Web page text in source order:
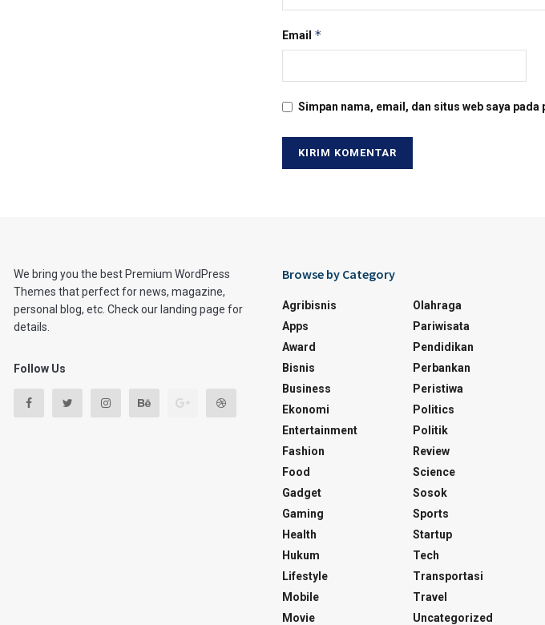
Email *
Simpan nama, email, dan situs web saya
We bring you the best Premium WordPress
Themes that perfect for news, magazine,
personal blog, etc. Check our landing page for
details.
Follow Us
Browse by Category
Agribisnis
Apps
Award
Bisnis
Business
Ekonomi
Entertainment
Fashion
Food
Gadget
Gaming
Health
Hukum
Lifestyle
Mobile
Movie
Olahraga
Pariwisata
Pendidikan
Perbankan
Peristiwa
Politics
Politik
Review
Science
Sosok
Sports
Startup
Tech
Transportasi
Travel
Uncategorized